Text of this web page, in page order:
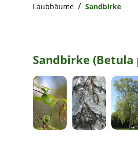
Laubbäume / Sandbirke
Sandbirke (Betula